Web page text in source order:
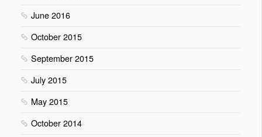
June 2016
October 2015
September 2015
July 2015
May 2015
October 2014